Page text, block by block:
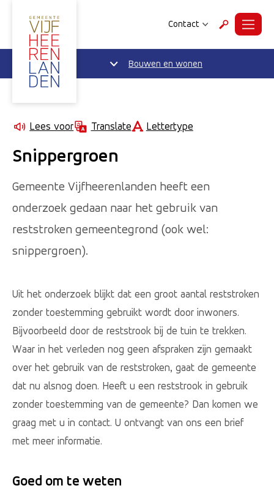
Contact ZoekenMenu
Bouwen en wonen
Lees voor Translate Lettertype
Snippergroen
Gemeente Vijfheerenlanden heeft een
onderzoek gedaan naar het gebruik van
reststroken gemeentegrond (ook wel:
snippergroen).
Uit het onderzoek blijkt dat een groot aantal reststroken
zonder toestemming gebruikt wordt door inwoners.
Bijvoorbeeld door de reststrook bij de tuin te trekken.
Waar in het verleden nog geen afspraken zijn gemaakt
over het gebruik van de reststroken, gaat de gemeente
dat nu alsnog doen. Heeft u een reststrook in gebruik
zonder toestemming van de gemeente? Dan komen we
graag met u in contact. U ontvangt van ons een brief
met meer informatie.
Goed om te weten